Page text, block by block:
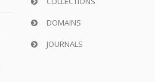
DOMAINS
JOURNALS